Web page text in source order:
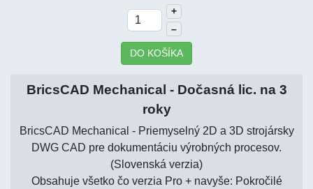
+
–
DO KOŠÍKA
BricsCAD Mechanical - Dočasná lic. na 3
roky
BricsCAD Mechanical - Priemyselný 2D a 3D strojársky
DWG CAD pre dokumentáciu výrobných procesov.
(Slovenská verzia)
Obsahuje všetko čo verzia Pro + navyše: Pokročilé